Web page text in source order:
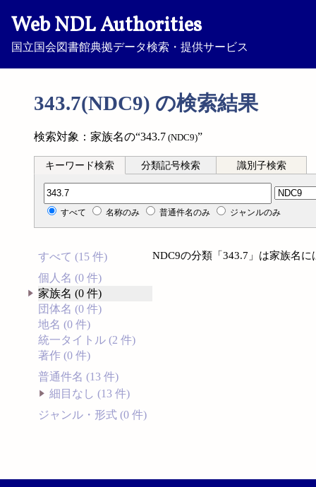
Web NDL Authorities
国立国会図書館典拠データ検索・提供サービス
343.7(NDC9) の検索結果
検索対象：家族名の“343.7 (NDC9)”
キーワード検索 分類記号検索 識別子検索
分類記号検索
すべて 名称のみ 普通件名のみ ジャンルのみ
すべて (15 件)
個人名 (0 件)
家族名 (0 件)
団体名 (0 件)
地名 (0 件)
統一タイトル (2 件)
著作 (0 件)
普通件名 (13 件)
細目なし (13 件)
ジャンル・形式 (0 件)
NDC9の分類「343.7」は家族名